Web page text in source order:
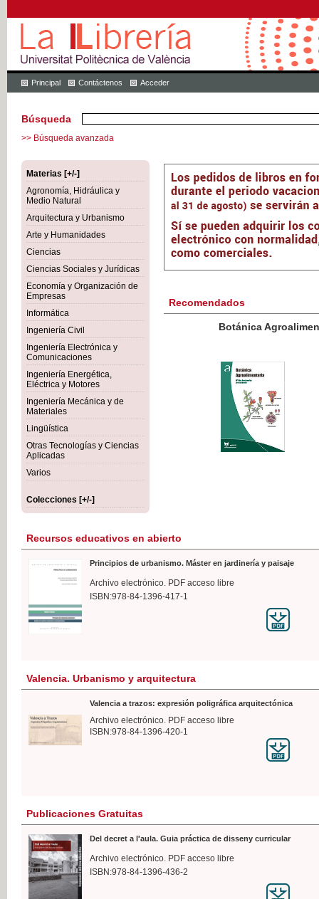
Principal Contáctenos Acceder
Búsqueda
>> Búsqueda avanzada
Materias [+/-]
Agronomía, Hidráulica y
Medio Natural
Arquitectura y Urbanismo
Arte y Humanidades
Ciencias
Ciencias Sociales y Jurídicas
Economía y Organización de
Empresas
Informática
Ingeniería Civil
Ingeniería Electrónica y
Comunicaciones
Ingeniería Energética,
Eléctrica y Motores
Ingeniería Mecánica y de
Materiales
Lingüística
Otras Tecnologías y Ciencias
Aplicadas
Varios
Colecciones [+/-]
Recomendados
Botánica Agroalimentaria
Recursos educativos en abierto
Principios de urbanismo. Máster en jardinería y paisaje
Archivo electrónico. PDF acceso libre
ISBN:978-84-1396-417-1
Valencia. Urbanismo y arquitectura
Valencia a trazos: expresión poligráfica arquitectónica
Archivo electrónico. PDF acceso libre
ISBN:978-84-1396-420-1
Publicaciones Gratuitas
Del decret a l'aula. Guia práctica de disseny curricular
Archivo electrónico. PDF acceso libre
ISBN:978-84-1396-436-2